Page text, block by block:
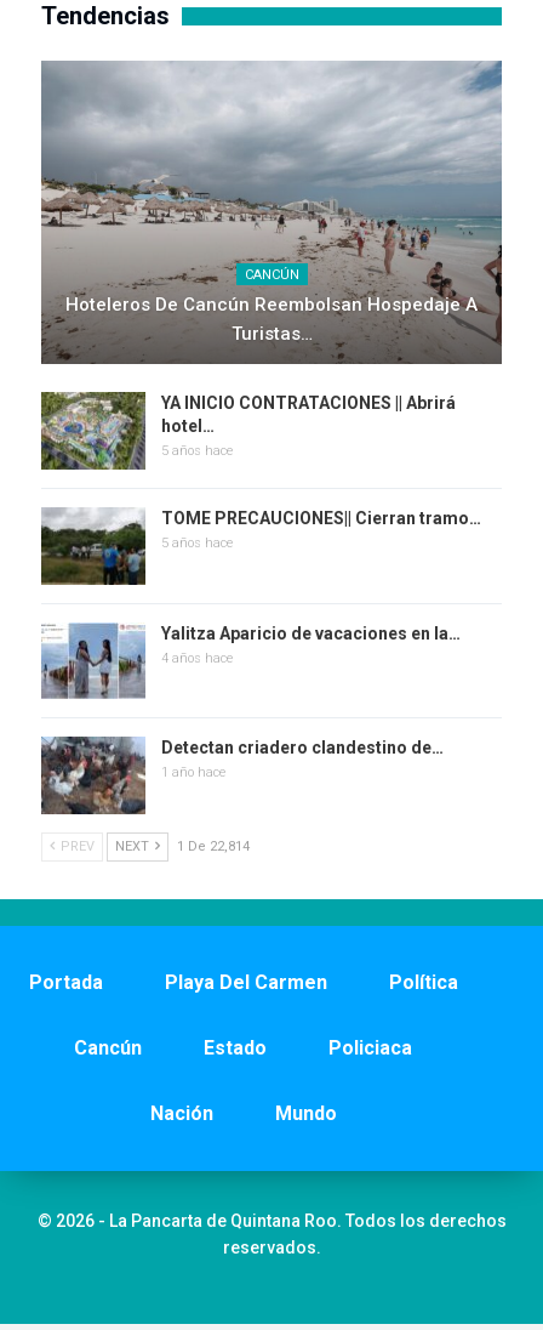
Tendencias
CANCÚN
Hoteleros De Cancún Reembolsan Hospedaje A
Turistas…
YA INICIO CONTRATACIONES || Abrirá
hotel…
5 años hace
TOME PRECAUCIONES|| Cierran tramo…
5 años hace
Yalitza Aparicio de vacaciones en la…
4 años hace
Detectan criadero clandestino de…
1 año hace
PREV NEXT 1 De 22,814
Portada Playa Del Carmen Política
Cancún Estado Policiaca
Nación Mundo
© 2026 - La Pancarta de Quintana Roo. Todos los derechos
reservados.